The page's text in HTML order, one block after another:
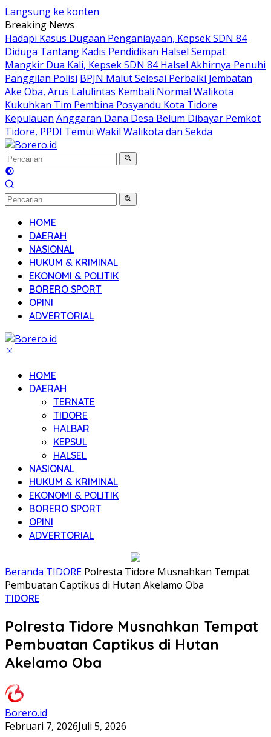
Langsung ke konten
Breaking News
Hadapi Kasus Dugaan Penganiayaan, Kepsek SDN 84
Diduga Tantang Kadis Pendidikan Halsel Sempat
Mangkir Dua Kali, Kepsek SDN 84 Halsel Akhirnya Penuhi
Panggilan Polisi BPJN Malut Selesai Perbaiki Jembatan
Ake Oba, Arus Lalulintas Kembali Normal Walikota
Kukuhkan Tim Pembina Posyandu Kota Tidore
Kepulauan Anggaran Dana Desa Belum Dibayar Pemkot
Tidore, PPDI Temui Wakil Walikota dan Sekda
HOME
DAERAH
NASIONAL
HUKUM & KRIMINAL
EKONOMI & POLITIK
BORERO SPORT
OPINI
ADVERTORIAL
HOME
DAERAH
TERNATE
TIDORE
HALBAR
KEPSUL
HALSEL
NASIONAL
HUKUM & KRIMINAL
EKONOMI & POLITIK
BORERO SPORT
OPINI
ADVERTORIAL
Beranda TIDORE Polresta Tidore Musnahkan Tempat
Pembuatan Captikus di Hutan Akelamo Oba
TIDORE
Polresta Tidore Musnahkan Tempat
Pembuatan Captikus di Hutan
Akelamo Oba
Borero.id
Februari 7, 2026Juli 5, 2026